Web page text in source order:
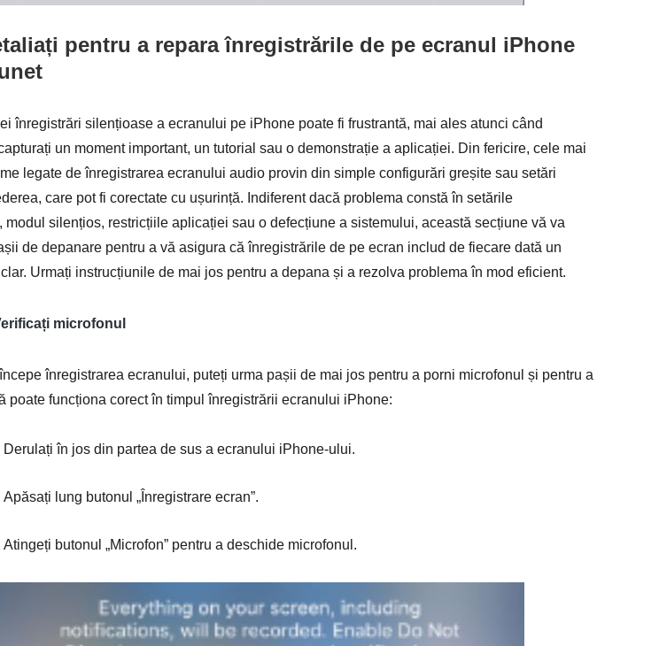
pentru a repara înregistrările de pe ecranul iPhone
înregistrări silențioase a ecranului pe iPhone poate fi frustrantă, mai ales atunci când
un moment important, un tutorial sau o demonstrație a aplicației. Din fericire, cele mai
legate de înregistrarea ecranului audio provin din simple configurări greșite sau setări
care pot fi corectate cu ușurință. Indiferent dacă problema constă în setările
modul silențios, restricțiile aplicației sau o defecțiune a sistemului, această secțiune vă va
de depanare pentru a vă asigura că înregistrările de pe ecran includ de fiecare dată un
Urmați instrucțiunile de mai jos pentru a depana și a rezolva problema în mod eficient.
microfonul
înregistrarea ecranului, puteți urma pașii de mai jos pentru a porni microfonul și pentru a
poate funcționa corect în timpul înregistrării ecranului iPhone:
Derulați în jos din partea de sus a ecranului iPhone-ului.
Apăsați lung butonul „Înregistrare ecran”.
Atingeți butonul „Microfon” pentru a deschide microfonul.